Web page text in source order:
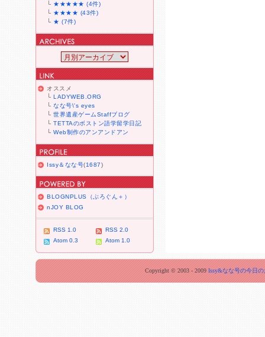
└ ★★★★★ (4件)
└ ★★★★ (43件)
└ ★ (7件)
オススメ
└LADYWEB.ORG
└なな号\'s eyes
└世界遺産ゲームStaffブログ
└TETTAのボストン語学留学日記
└Web制作のアンアンドアン
Issy＆なな号(1687)
BLOGNPLUS（ぶろぐん＋）
nJOY BLOG
RSS 1.0
RSS 2.0
Atom 0.3
Atom 1.0
Copyright © 2003 - 2009 Issy&なな号の今日